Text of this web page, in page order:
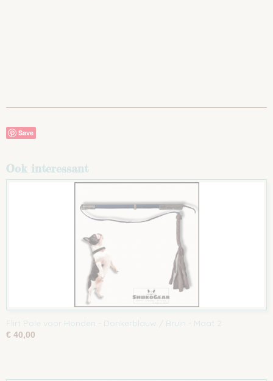
Save
Ook interessant
Flirt Pole voor Honden - Donkerblauw / Bruin - Maat 2
€ 40,00